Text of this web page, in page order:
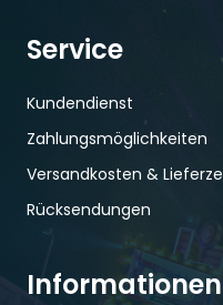
Service
Kundendienst
Zahlungsmöglichkeiten
Versandkosten &
Rücksendungen
Informationen